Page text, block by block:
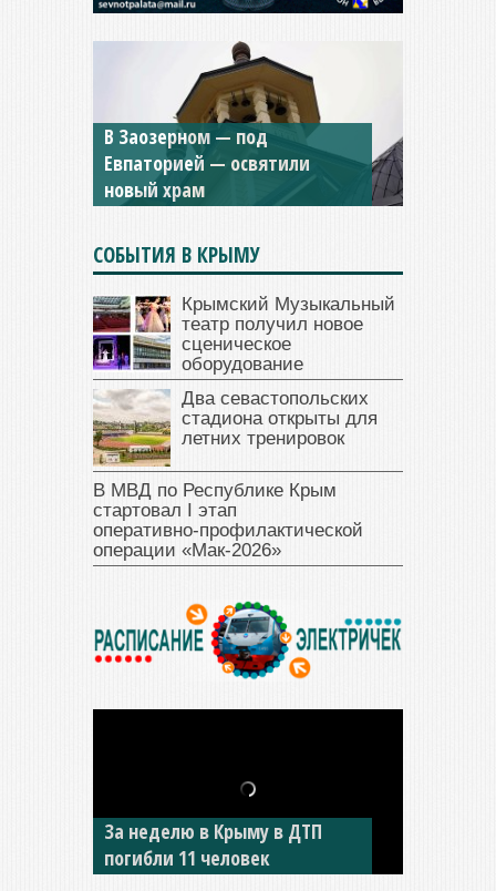
Мужской монастырь Косьмы
и Дамиана в Крыму вновь
открыт для посещения
СОБЫТИЯ В КРЫМУ
Крымский Музыкальный
театр получил новое
сценическое
оборудование
Два севастопольских
стадиона открыты для
летних тренировок
В МВД по Республике Крым
стартовал I этап
оперативно‑профилактической
операции «Мак‑2026»
В Джанкое водитель ВАЗа
сбил двух детей на «зебре»